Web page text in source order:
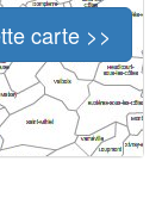
carte >>